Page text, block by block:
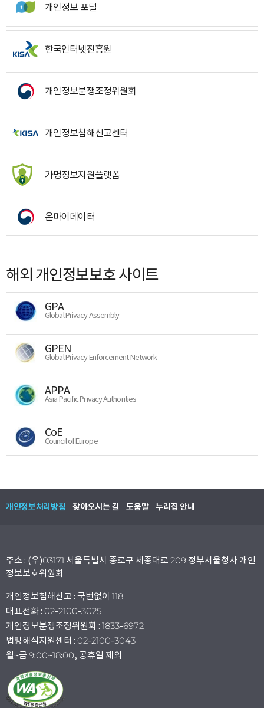
개인정보 포털
한국인터넷진흥원
개인정보분쟁조정위원회
개인정보침해신고센터
가명정보지원플랫폼
온마이데이터
해외 개인정보보호 사이트
GPA
Global Privacy Assembly
GPEN
Global Privacy Enforcement Network
APPA
Asia Pacific Privacy Authorities
CoE
Council of Europe
개인정보처리방침 찾아오시는 길 도움말 누리집 안내
주소 : (우)03171 서울특별시 종로구 세종대로 209 정부서울청사 개인
정보보호위원회
개인정보침해신고 : 국번없이 118
대표전화 : 02-2100-3025
개인정보분쟁조정위원회 : 1833-6972
법령해석지원센터 : 02-2100-3043
월~금 9:00~18:00, 공휴일 제외